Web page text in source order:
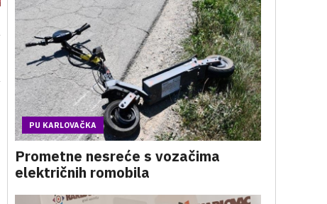
PU KARLOVAČKA
Prometne nesreće s vozačima
električnih romobila